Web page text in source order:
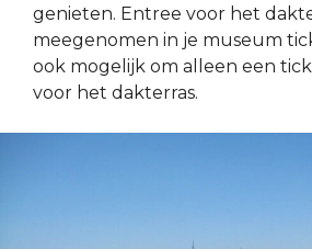
genieten. Entree voor het
meegenomen in je museum
ook mogelijk om alleen een
voor het dakterras.